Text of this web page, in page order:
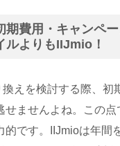
期費用・キャンペ
ルよりもIIJmio！
えを検討する際、初
せませんよね。この
的です。IIJmioは年間